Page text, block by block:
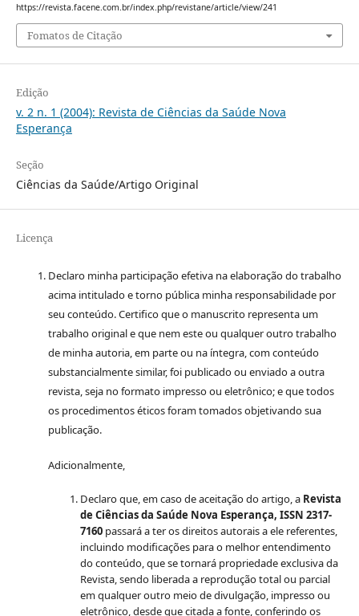
https://revista.facene.com.br/index.php/revistane/article/view/241
Fomatos de Citação
Edição
v. 2 n. 1 (2004): Revista de Ciências da Saúde Nova
Esperança
Seção
Ciências da Saúde/Artigo Original
Licença
Declaro minha participação efetiva na elaboração do trabalho
acima intitulado e torno pública minha responsabilidade por
seu conteúdo. Certifico que o manuscrito representa um
trabalho original e que nem este ou qualquer outro trabalho
de minha autoria, em parte ou na íntegra, com conteúdo
substancialmente similar, foi publicado ou enviado a outra
revista, seja no formato impresso ou eletrônico; e que todos
os procedimentos éticos foram tomados objetivando sua
publicação.
Adicionalmente,
Declaro que, em caso de aceitação do artigo, a Revista
de Ciências da Saúde Nova Esperança, ISSN 2317-
7160passará a ter os direitos autorais a ele referentes,
incluindo modificações para o melhor entendimento
do conteúdo, que se tornará propriedade exclusiva da
Revista, sendo liberada a reprodução total ou parcial
em qualquer outro meio de divulgação, impresso ou
eletrônico, desde que citada a fonte, conferindo os